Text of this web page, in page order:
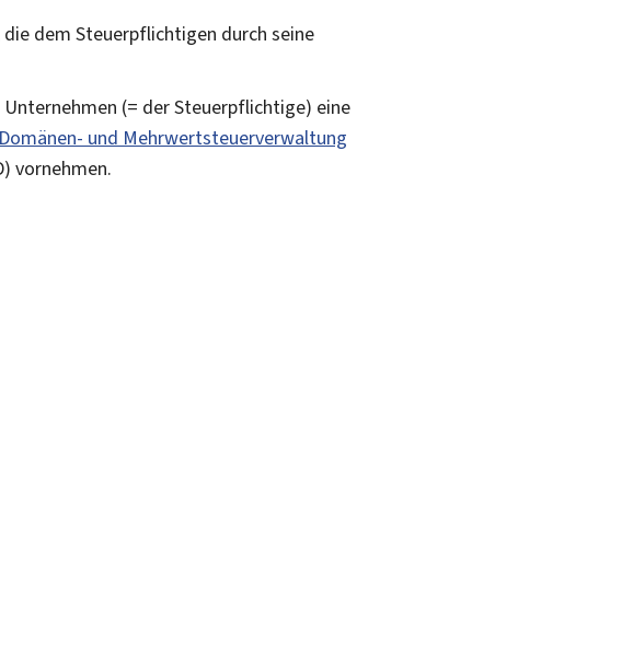
dem Steuerpflichtigen durch seine
(= der Steuerpflichtige) eine
und Mehrwertsteuerverwaltung
vornehmen.